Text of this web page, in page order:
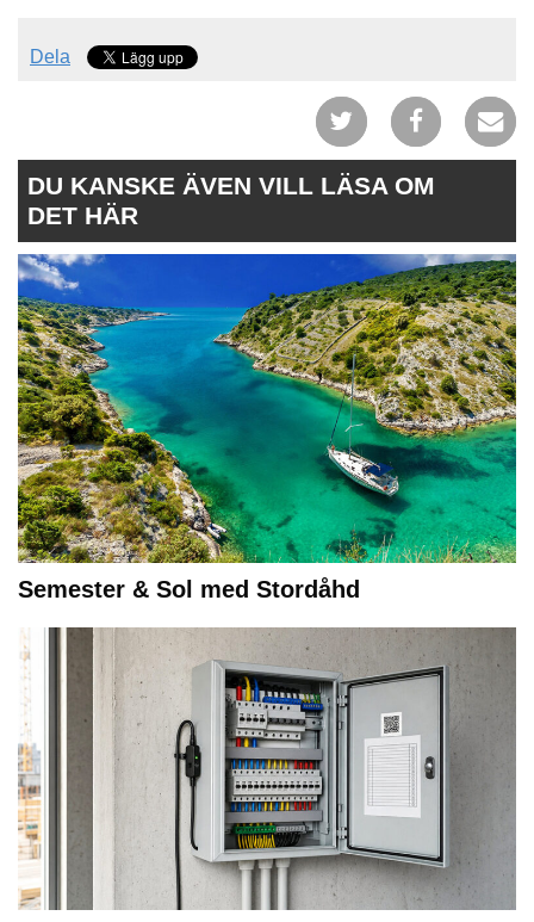
Dela
DU KANSKE ÄVEN VILL LÄSA OM
DET HÄR
Semester & Sol med Stordåhd